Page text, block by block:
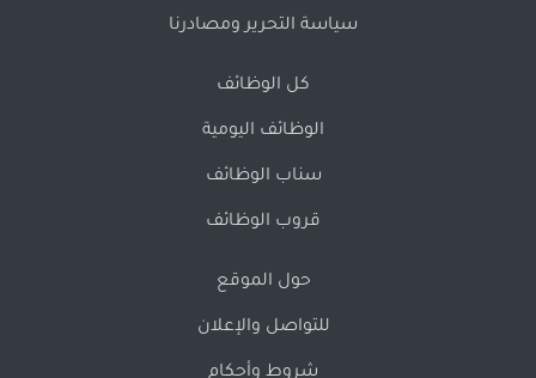
سياسة التحرير ومصادرنا
كل الوظائف
الوظائف اليومية
سناب الوظائف
قروب الوظائف
حول الموقع
للتواصل والإعلان
شروط وأحكام